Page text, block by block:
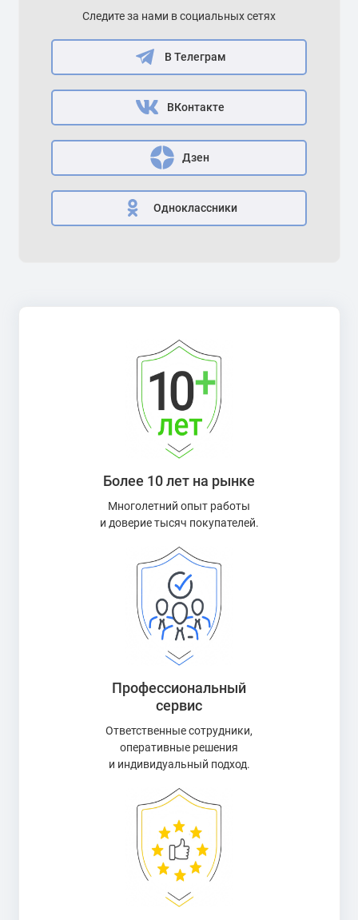
Следите за нами в социальных сетях
В Телеграм
ВКонтакте
Дзен
Одноклассники
Более 10 лет на рынке
Многолетний опыт работы
и доверие тысяч покупателей.
Профессиональный
сервис
Ответственные сотрудники,
оперативные решения
и индивидуальный подход.